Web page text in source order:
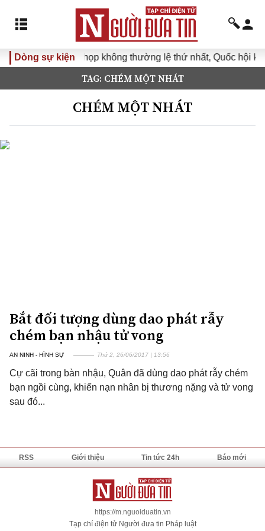
Dòng sự kiệnKỳ họp không thường lệ thứ nhất, Quốc hội
TAG: CHÉM MỘT NHÁT
CHÉM MỘT NHÁT
Bắt đối tượng dùng dao phát rẫy
chém bạn nhậu tử vong
AN NINH - HÌNH SỰ Thứ 2, 26/06/2017 | 13:56
Cự cãi trong bàn nhậu, Quân đã dùng dao phát rẫy chém
bạn ngồi cùng, khiến nạn nhân bị thương nặng và tử vong
sau đó...
RSS Giới thiệu Tin tức 24h Báo mới
https://m.nguoiduatin.vn
Tạp chí điện tử Người đưa tin Pháp luật